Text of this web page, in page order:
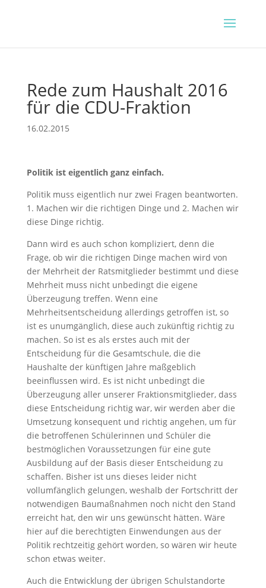
Rede zum Haushalt 2016
für die CDU-Fraktion
16.02.2015
Politik ist eigentlich ganz einfach.
Politik muss eigentlich nur zwei Fragen beantworten.
1. Machen wir die richtigen Dinge und 2. Machen wir
diese Dinge richtig.
Dann wird es auch schon kompliziert, denn die
Frage, ob wir die richtigen Dinge machen wird von
der Mehrheit der Ratsmitglieder bestimmt und diese
Mehrheit muss nicht unbedingt die eigene
Überzeugung treffen. Wenn eine
Mehrheitsentscheidung allerdings getroffen ist, so
ist es unumgänglich, diese auch zukünftig richtig zu
machen. So ist es als erstes auch mit der
Entscheidung für die Gesamtschule, die die
Haushalte der künftigen Jahre maßgeblich
beeinflussen wird. Es ist nicht unbedingt die
Überzeugung aller unserer Fraktionsmitglieder, dass
diese Entscheidung richtig war, wir werden aber die
Umsetzung konsequent und richtig angehen, um für
die betroffenen Schülerinnen und Schüler die
bestmöglichen Voraussetzungen für eine gute
Ausbildung auf der Basis dieser Entscheidung zu
schaffen. Bisher ist uns dieses leider nicht
vollumfänglich gelungen, weshalb der Fortschritt der
notwendigen Baumaßnahmen noch nicht den Stand
erreicht hat, den wir uns gewünscht hätten. Wäre
hier auf die berechtigten Einwendungen aus der
Politik rechtzeitig gehört worden, so wären wir heute
schon etwas weiter.
Auch die Entwicklung der übrigen Schulstandorte